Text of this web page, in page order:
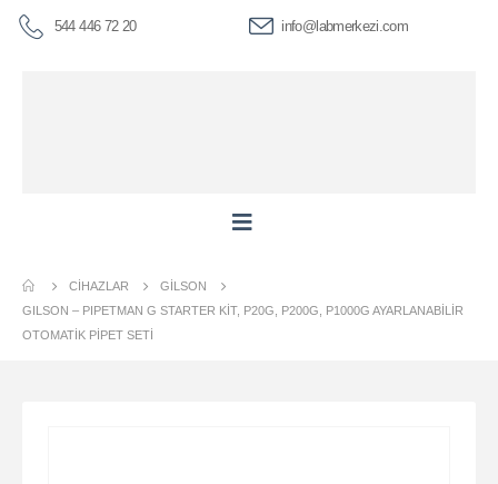
544 446 72 20 info@labmerkezi.com
CIHAZLAR
GILSON
GILSON – PIPETMAN G STARTER KIT, P20G, P200G, P1000G AYARLANABILIR
OTOMATIK PIPET SETI